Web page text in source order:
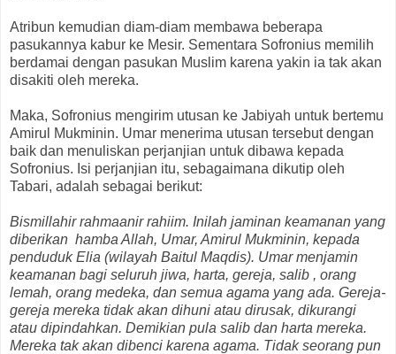
Atribun kemudian diam-diam membawa beberapa
pasukannya kabur ke Mesir. Sementara Sofronius memilih
berdamai dengan pasukan Muslim karena yakin ia tak akan
disakiti oleh mereka.
Maka, Sofronius mengirim utusan ke Jabiyah untuk bertemu
Amirul Mukminin. Umar menerima utusan tersebut dengan
baik dan menuliskan perjanjian untuk dibawa kepada
Sofronius. Isi perjanjian itu, sebagaimana dikutip oleh
Tabari, adalah sebagai berikut:
Bismillahir rahmaanir rahiim. Inilah jaminan keamanan yang
diberikan hamba Allah, Umar, Amirul Mukminin, kepada
penduduk Elia (wilayah Baitul Maqdis). Umar menjamin
keamanan bagi seluruh jiwa, harta, gereja, salib , orang
lemah, orang medeka, dan semua agama yang ada. Gereja-
gereja mereka tidak akan dihuni atau dirusak, dikurangi
atau dipindahkan. Demikian pula salib dan harta mereka.
Mereka tak akan dibenci karena agama. Tidak seorang pun